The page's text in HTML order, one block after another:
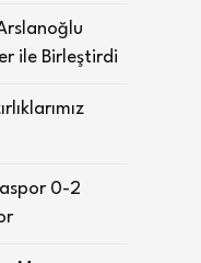
ile Birleştirdi
0-2